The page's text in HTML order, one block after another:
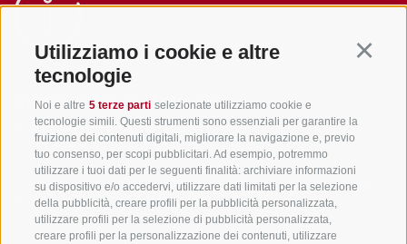
Utilizziamo i cookie e altre
tecnologie
Noi e altre 5 terze parti selezionate utilizziamo cookie e
tecnologie simili. Questi strumenti sono essenziali per garantire la
fruizione dei contenuti digitali, migliorare la navigazione e, previo
tuo consenso, per scopi pubblicitari. Ad esempio, potremmo
utilizzare i tuoi dati per le seguenti finalità: archiviare informazioni
su dispositivo e/o accedervi, utilizzare dati limitati per la selezione
della pubblicità, creare profili per la pubblicità personalizzata,
utilizzare profili per la selezione di pubblicità personalizzata,
creare profili per la personalizzazione dei contenuti, utilizzare
info@gsieser-tal.com
+39 0474 978 436
Soc. coop. turistica Val Casies-Monguelfo-Tesido in Alto Adige
S. Martino 10a I-39030 Val Casies